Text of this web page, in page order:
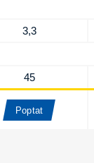
3,3
45
Poptat